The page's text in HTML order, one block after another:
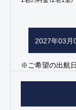
2027年03月
※ご希望の出航